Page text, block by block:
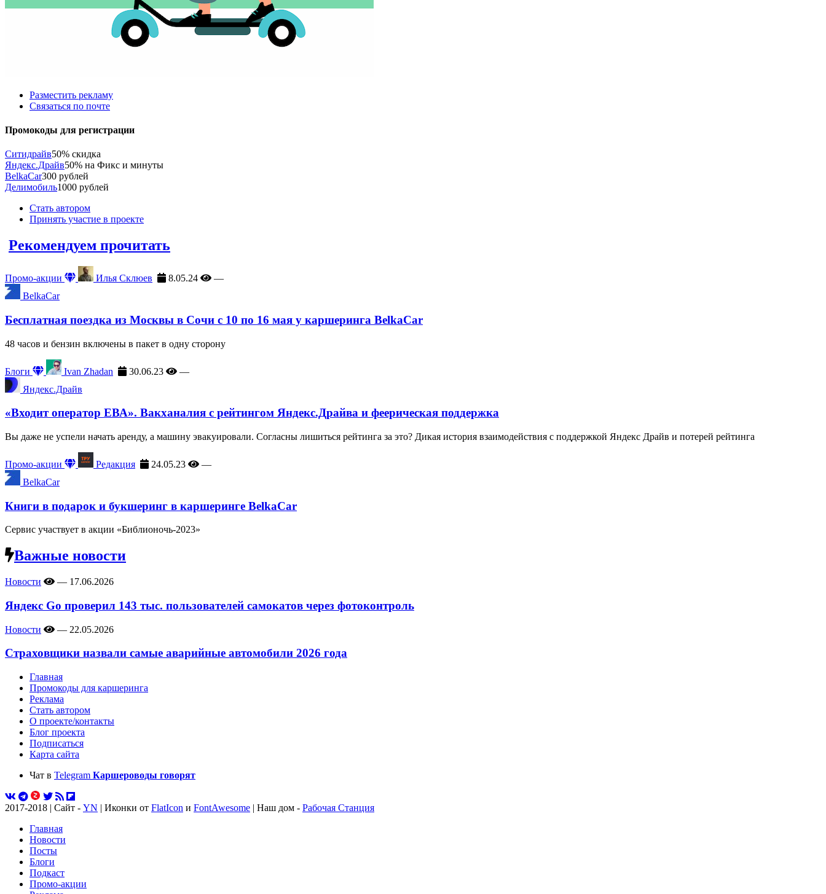
Разместить рекламу
Связаться по почте
Промокоды для регистрации
Ситидрайв50% скидка
Яндекс.Драйв50% на Фикс и минуты
BelkaCar300 рублей
Делимобиль1000 рублей
Стать автором
Принять участие в проекте
Рекомендуем прочитать
Промо-акции Илья Склюев 8.05.24
—
BelkaCar
Бесплатная поездка из Москвы в Сочи с 10 по 16 мая у каршеринга BelkaCar
48 часов и бензин включены в пакет в одну сторону
Блоги Ivan Zhadan 30.06.23
—
Яндекс.Драйв
«Входит оператор ЕВА». Вакханалия с рейтингом Яндекс.Драйва и феерическая поддержка
Вы даже не успели начать аренду, а машину эвакуировали. Согласны лишиться рейтинга за это? Дикая история взаимодействия с поддержкой Яндекс Драйв и потерей рейтинга
Промо-акции Редакция 24.05.23
—
BelkaCar
Книги в подарок и букшеринг в каршеринге BelkaCar
Сервис участвует в акции «Библионочь-2023»
Важные новости
Новости — 17.06.2026
Яндекс Go проверил 143 тыс. пользователей самокатов через фотоконтроль
Новости — 22.05.2026
Страховщики назвали самые аварийные автомобили 2026 года
Главная
Промокоды для каршеринга
Реклама
Стать автором
О проекте/контакты
Блог проекта
Подписаться
Карта сайта
Чат в Telegram Каршероводы говорят
2017-2018 | Сайт - YN | Иконки от FlatIcon и FontAwesome | Наш дом - Рабочая Станция
Главная
Новости
Посты
Блоги
Подкаст
Промо-акции